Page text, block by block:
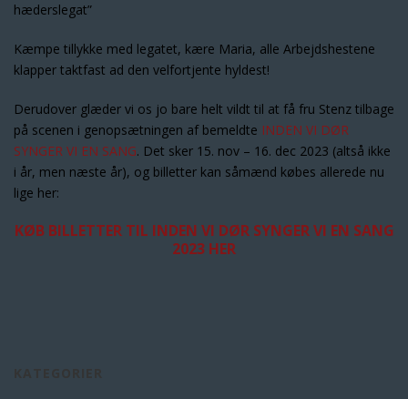
hæderslegat”
Kæmpe tillykke med legatet, kære Maria, alle Arbejdshestene
klapper taktfast ad den velfortjente hyldest!
Derudover glæder vi os jo bare helt vildt til at få fru Stenz tilbage
på scenen i genopsætningen af bemeldte INDEN VI DØR
SYNGER VI EN SANG. Det sker 15. nov – 16. dec 2023 (altså ikke
i år, men næste år), og billetter kan såmænd købes allerede nu
lige her:
KØB BILLETTER TIL INDEN VI DØR SYNGER VI EN SANG
2023 HER